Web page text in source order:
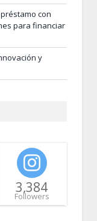
con
para financiar
y
3,384
Followers